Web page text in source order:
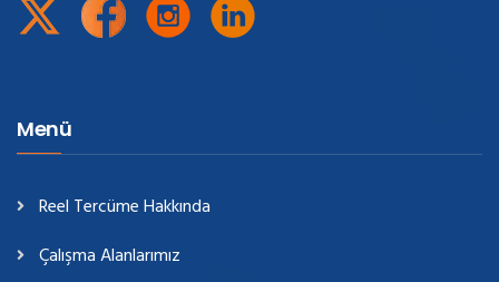
Menü
Reel Tercüme Hakkında
Çalışma Alanlarımız